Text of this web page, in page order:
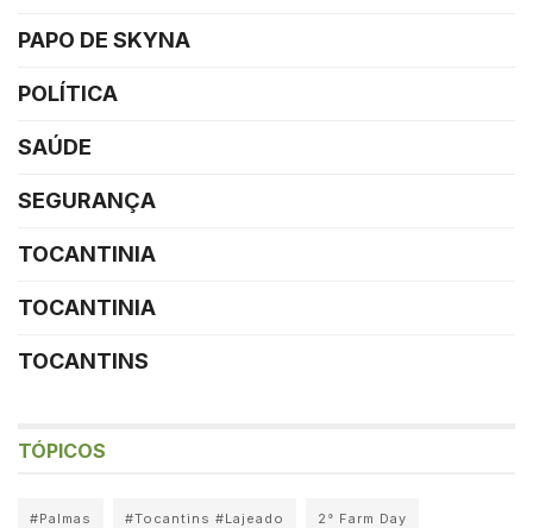
PAPO DE SKYNA
POLÍTICA
SAÚDE
SEGURANÇA
TOCANTINIA
TOCANTINIA
TOCANTINS
TÓPICOS
#Palmas #Tocantins #Lajeado 2° Farm Day